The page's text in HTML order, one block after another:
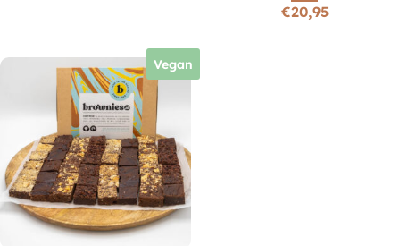
€20,95
Vegan